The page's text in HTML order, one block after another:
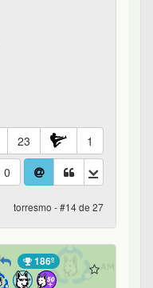
23
1
0
torresmo - #14 de 27
186º